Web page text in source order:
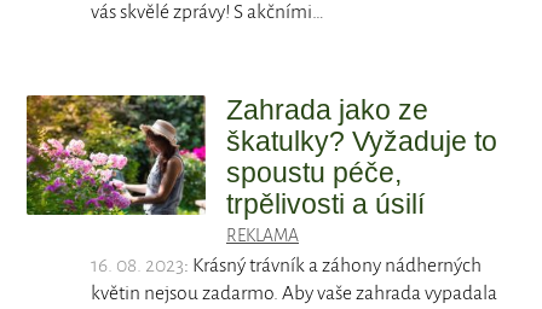
vás skvělé zprávy! S akčními…
Zahrada jako ze
škatulky? Vyžaduje to
spoustu péče,
trpělivosti a úsilí
REKLAMA
16. 08. 2023: Krásný trávník a záhony nádherných
květin nejsou zadarmo. Aby vaše zahrada vypadala